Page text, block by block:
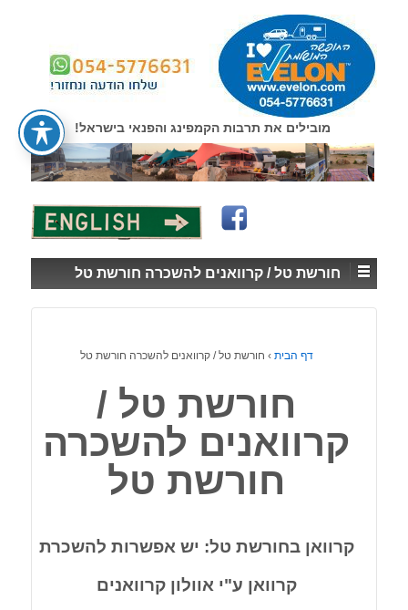
SKIP
MAIN
CONTENT
מובילים את תרבות הקמפינג והפנאי בישראל!
חורשת טל / קרוואנים להשכרה חורשת טל
דף הבית › חורשת טל / קרוואנים להשכרה חורשת טל
חורשת טל /
קרוואנים להשכרה
חורשת טל
קרוואן בחורשת טל: יש אפשרות להשכרת
קרוואן ע"י אוולון קרוואנים